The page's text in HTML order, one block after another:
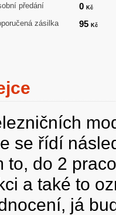
předání
0 Kč
zásilka 95 Kč
se řídí
to, do 2
a také to
já